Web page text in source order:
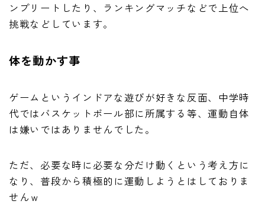
ンプリートしたり、ランキングマッチなどで上位へ
挑戦などしています。
体を動かす事
ゲームというインドアな遊びが好きな反面、中学時
代ではバスケットボール部に所属する等、運動自体
は嫌いではありませんでした。
ただ、必要な時に必要な分だけ動くという考え方に
なり、普段から積極的に運動しようとはしておりま
せんｗ